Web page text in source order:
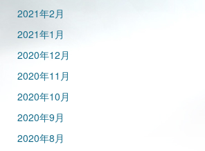
2021年2月
2021年1月
2020年12月
2020年11月
2020年10月
2020年9月
2020年8月